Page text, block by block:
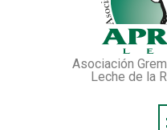
Asociación
Leche de la